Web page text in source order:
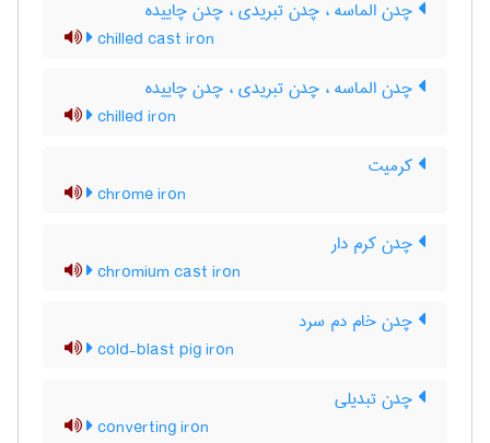
چدن الماسه ، چدن تبریدی ، چدن چاییده
chilled cast iron
چدن الماسه ، چدن تبریدی ، چدن چاییده
chilled iron
کرمیت
chrome iron
چدن کرم دار
chromium cast iron
چدن خام دم سرد
cold-blast pig iron
چدن تبدیلی
converting iron